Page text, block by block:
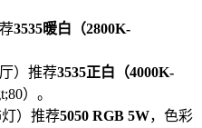
3535暖白（2800K-
）推荐3535正白（4000K-
）。
灯）推荐5050 RGB 5W，色彩